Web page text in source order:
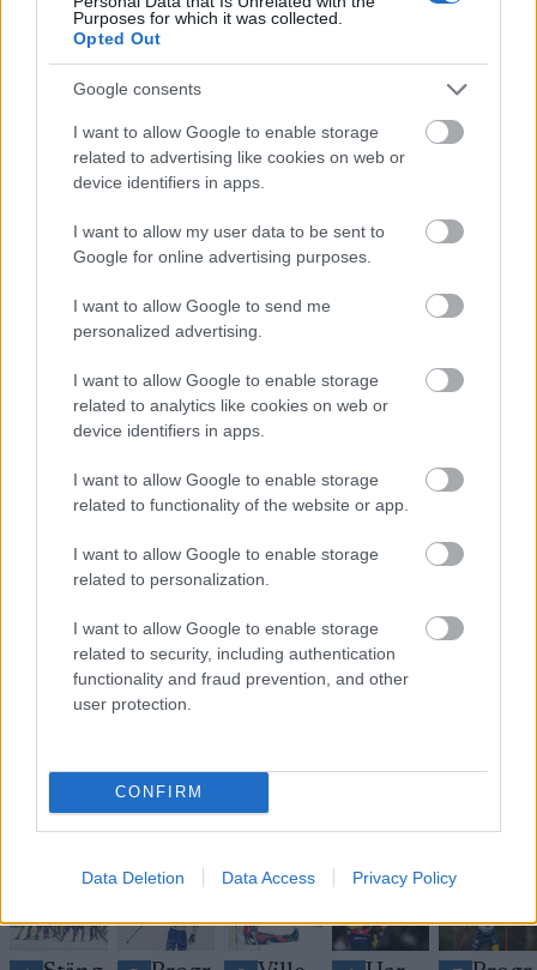
Purposes for which it was collected.
Opted Out
Google consents
I want to allow Google to enable storage
related to advertising like cookies on web or
device identifiers in apps.
I want to allow my user data to be sent to
Google for online advertising purposes.
I want to allow Google to send me
personalized advertising.
I want to allow Google to enable storage
related to analytics like cookies on web or
device identifiers in apps.
I want to allow Google to enable storage
related to functionality of the website or app.
I want to allow Google to enable storage
related to personalization.
I want to allow Google to enable storage
related to security, including authentication
functionality and fraud prevention, and other
user protection.
CONFIRM
Data Deletion Data Access Privacy Policy
lillasyster Elvira Öberg. Men konkurrensen i
damlandslaget är stenhård och biljetten är
ingen garanti för att få starta.
– Det är en väldigt bra situation att vi har så
hård konkurrens om platserna och att det är
många starka tjejer. Med tanke på att
försäsongen inte har varit helt perfekt så ger
det en liten trygghet att jag fick OS-
garanterat att man får tävla. Det kommer vara
sex tjejer som tas ut och det är bara fyra som
startar i varje lopp, säger hon avslutningsvis.
Säsongen startar på Idre Fjäll på lördag.
Prenumerera på vårt nyhetsbrev